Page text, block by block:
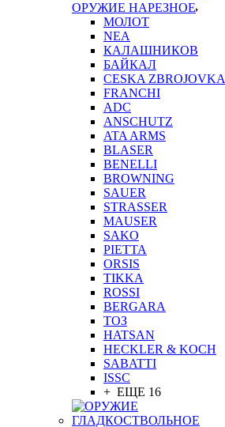
ОРУЖИЕ НАРЕЗНОЕ
МОЛОТ
NEA
КАЛАШНИКОВ
БАЙКАЛ
CESKA ZBROJOVKA
FRANCHI
ADC
ANSCHUTZ
ATA ARMS
BLASER
BENELLI
BROWNING
SAUER
STRASSER
MAUSER
SAKO
PIETTA
ORSIS
TIKKA
ROSSI
BERGARA
ТОЗ
HATSAN
HECKLER & KOCH
SABATTI
ISSC
+ ЕЩЕ 16